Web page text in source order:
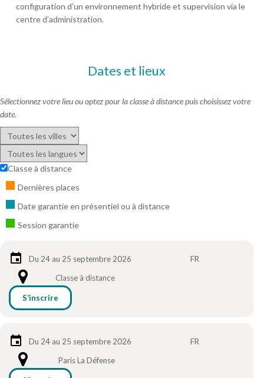
configuration d’un environnement hybride et supervision via le
centre d’administration.
Dates et lieux
Sélectionnez votre lieu ou optez pour la classe à distance puis choisissez votre
date.
Classe à distance
Dernières places
Date garantie en présentiel ou à distance
Session garantie
Du 24 au 25 septembre 2026
FR
Classe à distance
S’inscrire
Du 24 au 25 septembre 2026
FR
Paris La Défense